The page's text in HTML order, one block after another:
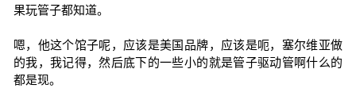
果玩管子都知道。
嗯，他这个馆子呢，应该是美国品牌，应该是呃，塞尔维亚做
的我，我记得，然后底下的一些小的就是管子驱动管啊什么的
都是现。